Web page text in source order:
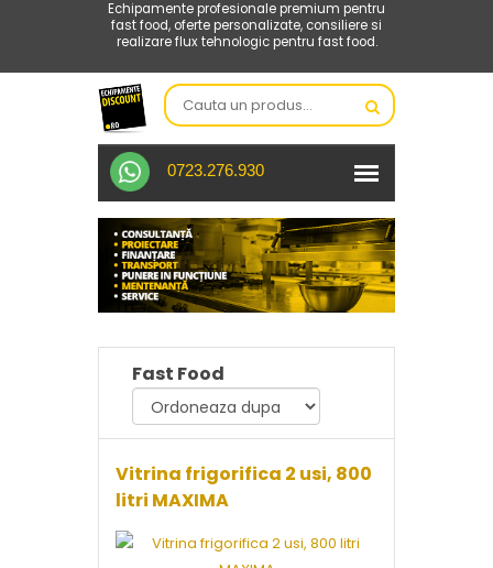
Echipamente profesionale premium pentru
fast food, oferte personalizate, consiliere si
realizare flux tehnologic pentru fast food.
0723.276.930
Fast Food
Vitrina frigorifica 2 usi, 800
litri MAXIMA